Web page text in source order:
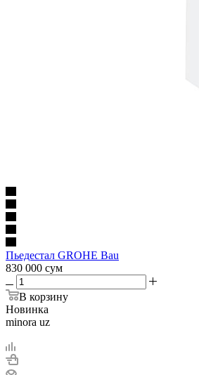
Пьедестал GROHE Bau
830 000 сум
В корзину
Новинка
minora uz